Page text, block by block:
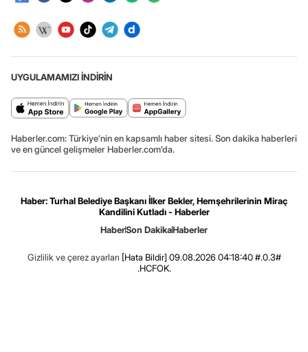
UYGULAMAMIZI İNDİRİN
Haberler.com: Türkiye’nin en kapsamlı haber sitesi. Son dakika haberleri
ve en güncel gelişmeler Haberler.com’da.
Haber: Turhal Belediye Başkanı İlker Bekler, Hemşehrilerinin Miraç
Kandilini Kutladı - Haberler
HaberSon DakikaHaberler
Gizlilik ve çerez ayarları [Hata Bildir] 09.08.2026 04:18:40 #.0.3#
.HCFOK.